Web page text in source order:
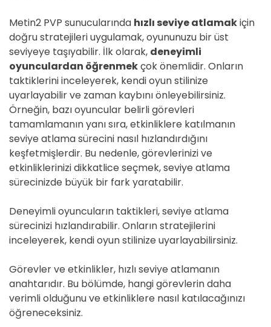
Metin2 PVP sunucularında hızlı seviye atlamakiçin
doğru stratejileri uygulamak, oyununuzu bir üst
seviyeye taşıyabilir. İlk olarak, deneyimli
oyunculardan öğrenmekçok önemlidir. Onların
taktiklerini inceleyerek, kendi oyun stilinize
uyarlayabilir ve zaman kaybını önleyebilirsiniz.
Örneğin, bazı oyuncular belirli görevleri
tamamlamanın yanı sıra, etkinliklere katılmanın
seviye atlama sürecini nasıl hızlandırdığını
keşfetmişlerdir. Bu nedenle, görevlerinizi ve
etkinliklerinizi dikkatlice seçmek, seviye atlama
sürecinizde büyük bir fark yaratabilir.
Deneyimli oyuncuların taktikleri, seviye atlama
sürecinizi hızlandırabilir. Onların stratejilerini
inceleyerek, kendi oyun stilinize uyarlayabilirsiniz.
Görevler ve etkinlikler, hızlı seviye atlamanın
anahtarıdır. Bu bölümde, hangi görevlerin daha
verimli olduğunu ve etkinliklere nasıl katılacağınızı
öğreneceksiniz.